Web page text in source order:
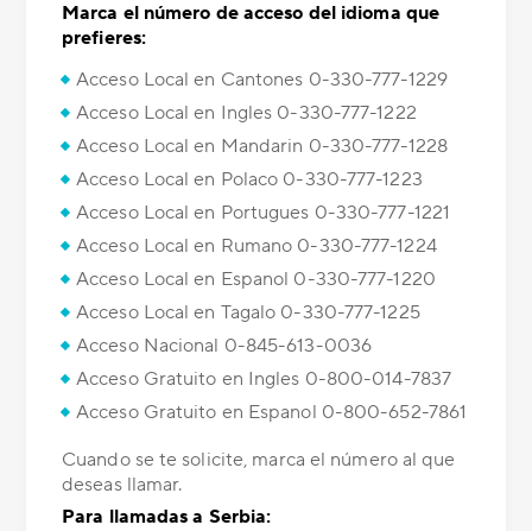
Marca el número de acceso del idioma que
prefieres:
Acceso Local en Cantones 0-330-777-1229
Acceso Local en Ingles 0-330-777-1222
Acceso Local en Mandarin 0-330-777-1228
Acceso Local en Polaco 0-330-777-1223
Acceso Local en Portugues 0-330-777-1221
Acceso Local en Rumano 0-330-777-1224
Acceso Local en Espanol 0-330-777-1220
Acceso Local en Tagalo 0-330-777-1225
Acceso Nacional 0-845-613-0036
Acceso Gratuito en Ingles 0-800-014-7837
Acceso Gratuito en Espanol 0-800-652-7861
Cuando se te solicite, marca el número al que
deseas llamar.
Para llamadas a Serbia: